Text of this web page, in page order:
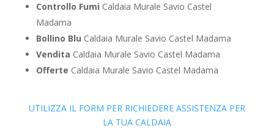
Controllo Fumi Caldaia Murale Savio Castel
Madama
Bollino Blu Caldaia Murale Savio Castel Madama
Vendita Caldaia Murale Savio Castel Madama
Offerte Caldaia Murale Savio Castel Madama
UTILIZZA IL FORM PER RICHIEDERE ASSISTENZA PER
LA TUA CALDAIA